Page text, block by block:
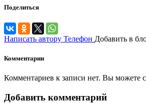
Поделиться
Написать автору Телефон Добавить в
Комментарии
Комментариев к записи нет. Вы можете
Добавить комментарий